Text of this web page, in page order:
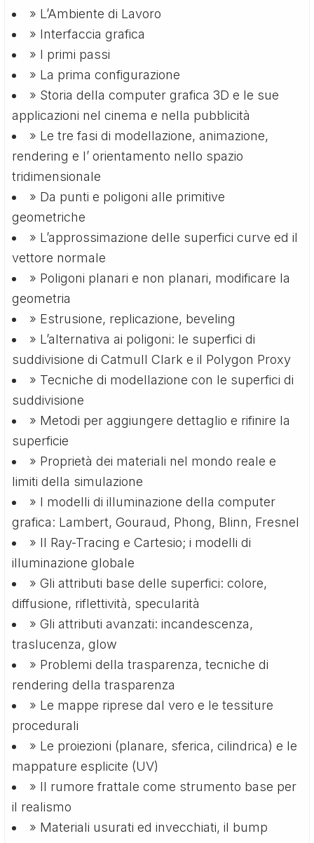
» L’Ambiente di Lavoro
» Interfaccia grafica
» I primi passi
» La prima configurazione
» Storia della computer grafica 3D e le sue
applicazioni nel cinema e nella pubblicità
» Le tre fasi di modellazione, animazione,
rendering e l’ orientamento nello spazio
tridimensionale
» Da punti e poligoni alle primitive
geometriche
» L’approssimazione delle superfici curve ed il
vettore normale
» Poligoni planari e non planari, modificare la
geometria
» Estrusione, replicazione, beveling
» L’alternativa ai poligoni: le superfici di
suddivisione di Catmull Clark e il Polygon Proxy
» Tecniche di modellazione con le superfici di
suddivisione
» Metodi per aggiungere dettaglio e rifinire la
superficie
» Proprietà dei materiali nel mondo reale e
limiti della simulazione
» I modelli di illuminazione della computer
grafica: Lambert, Gouraud, Phong, Blinn, Fresnel
» Il Ray-Tracing e Cartesio; i modelli di
illuminazione globale
» Gli attributi base delle superfici: colore,
diffusione, riflettività, specularità
» Gli attributi avanzati: incandescenza,
traslucenza, glow
» Problemi della trasparenza, tecniche di
rendering della trasparenza
» Le mappe riprese dal vero e le tessiture
procedurali
» Le proiezioni (planare, sferica, cilindrica) e le
mappature esplicite (UV)
» Il rumore frattale come strumento base per
il realismo
» Materiali usurati ed invecchiati, il bump